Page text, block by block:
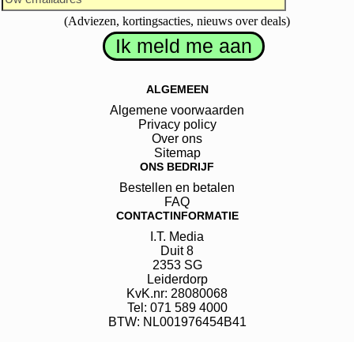
(Adviezen, kortingsacties, nieuws over deals)
ALGEMEEN
Algemene voorwaarden
Privacy policy
Over ons
Sitemap
ONS BEDRIJF
Bestellen en betalen
FAQ
CONTACTINFORMATIE
I.T. Media
Duit8
2353 SG
Leiderdorp
KvK.nr: 28080068
Tel: 071 589 4000
BTW: NL001976454B41